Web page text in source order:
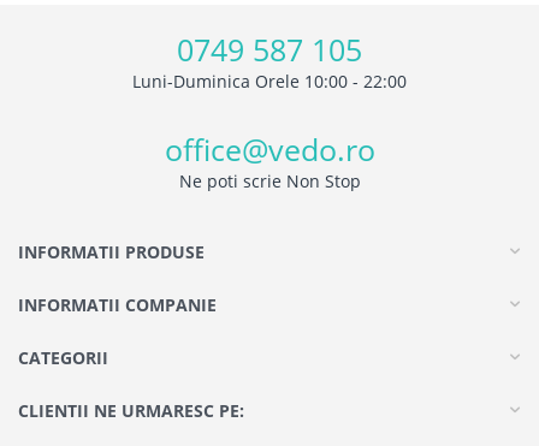
0749 587 105
Luni-Duminica Orele 10:00 - 22:00
office@vedo.ro
Ne poti scrie Non Stop
INFORMATII PRODUSE
INFORMATII COMPANIE
CATEGORII
CLIENTII NE URMARESC PE: